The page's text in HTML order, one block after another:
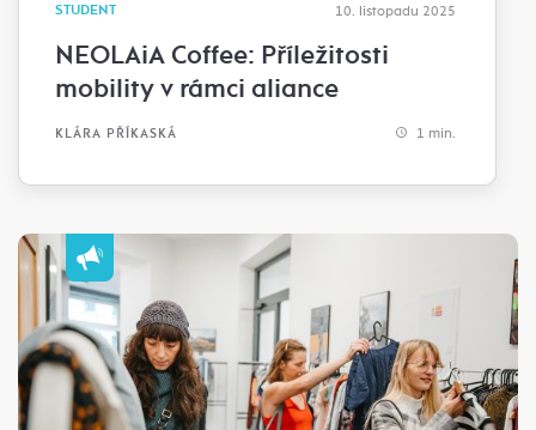
STUDENT 10. listopadu 2025
NEOLAiA Coffee: Příležitosti
mobility v rámci aliance
KLÁRA PŘÍKASKÁ 1 min.